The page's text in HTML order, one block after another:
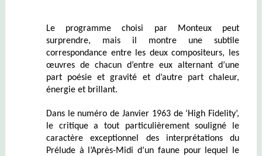
Le programme choisi par Monteux peut
surprendre, mais il montre une subtile
correspondance entre les deux compositeurs, les
œuvres de chacun d’entre eux alternant d’une
part poésie et gravité et d’autre part chaleur,
énergie et brillant.
Dans le numéro de Janvier 1963 de ‘High Fidelity’,
le critique a tout particulièrement souligné le
caractère exceptionnel des interprétations du
Prélude à l’Après-Midi d’un faune pour lequel le